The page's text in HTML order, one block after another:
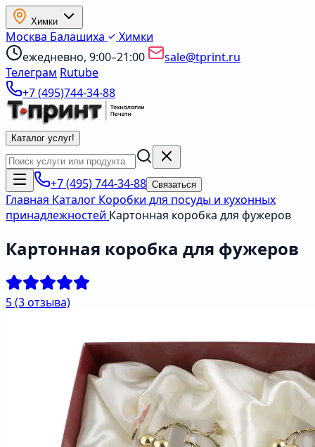
Химки
Москва Балашиха
Химки
ежедневно, 9:00–21:00
sale@tprint.ru
Телеграм Rutube
+7 (495)744-34-88
Каталог услуг!
+7 (495) 744-34-88 Связаться
Главная Каталог Коробки для посуды и кухонных
принадлежностей Картонная коробка для фужеров
Картонная коробка для фужеров
5(3 отзыва)